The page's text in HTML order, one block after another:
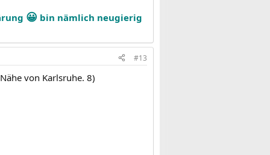
😀 bin nämlich neugierig
#13
von Karlsruhe. 8)